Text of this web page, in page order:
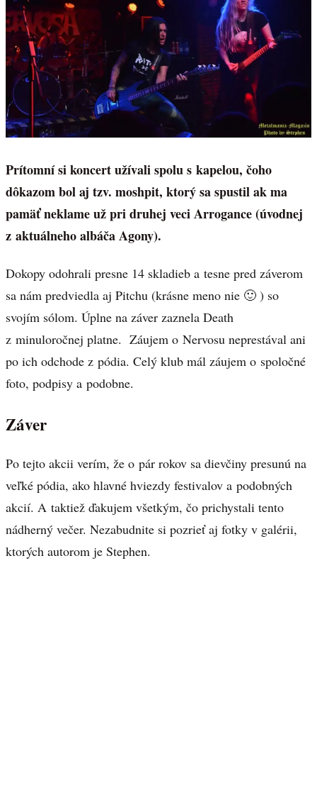
Prítomní si koncert užívali spolu s kapelou, čoho
dôkazom bol aj tzv. moshpit, ktorý sa spustil ak ma
pamäť neklame už pri druhej veci Arrogance (úvodnej
z aktuálneho albáča Agony).
Dokopy odohrali presne 14 skladieb a tesne pred záverom
sa nám predviedla aj Pitchu (krásne meno nie 🙂 ) so
svojím sólom. Úplne na záver zaznela Death
z minuloročnej platne. Záujem o Nervosu neprestával ani
po ich odchode z pódia. Celý klub mál záujem o spoločné
foto, podpisy a podobne.
Záver
Po tejto akcii verím, že o pár rokov sa dievčiny presunú na
veľké pódia, ako hlavné hviezdy festivalov a podobných
akcií. A taktiež ďakujem všetkým, čo prichystali tento
nádherný večer. Nezabudnite si pozrieť aj fotky v galérii,
ktorých autorom je Stephen.